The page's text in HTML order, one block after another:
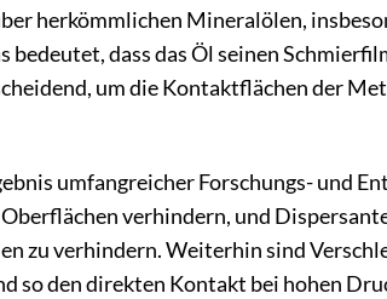
herkömmlichen Mineralölen,
dass das Öl seinen
um die Kontaktflächen der
umfangreicher Forschungs- und
verhindern, und
zu verhindern. Weiterhin sind
so den direkten Kontakt bei hohen